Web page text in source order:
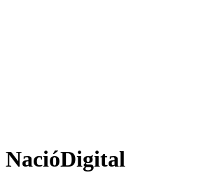
NacióDigital